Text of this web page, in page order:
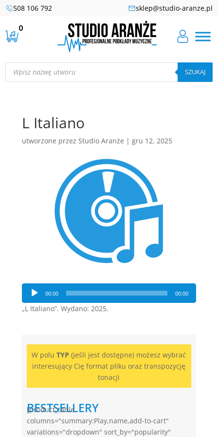
508 106 792 sklep@studio-aranze.pl
0
Wyszukiwarka
produktów SZUKAJ
L Italiano
utworzone przez Studio Aranże | gru 12, 2025
Odtwarzacz
plików
dźwiękowych
00:00 00:00
„L Italiano”. Wydano: 2025.
W poluTYP (jeśli jest dostępne) możesz wybrać
interesujący Cię format pliku oraz transpozycję
tonacji
BESTSELLERY
[product_table
columns="summary:Play,name,add-to-cart"
variations="dropdown" sort_by="popularity"